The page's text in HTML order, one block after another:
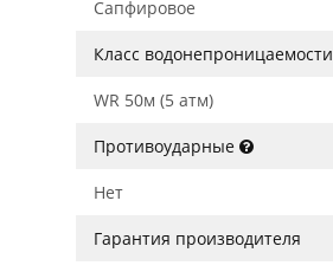
Сапфировое
Класс водонепроницаемости
WR 50м (5 атм)
Противоударные
Нет
Гарантия производителя